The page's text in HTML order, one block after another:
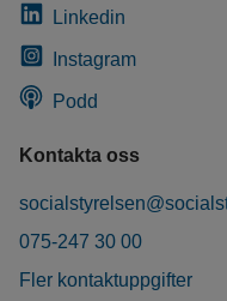
Linkedin
Instagram
Podd
Kontakta oss
075-247 30 00
Fler kontaktuppgifter